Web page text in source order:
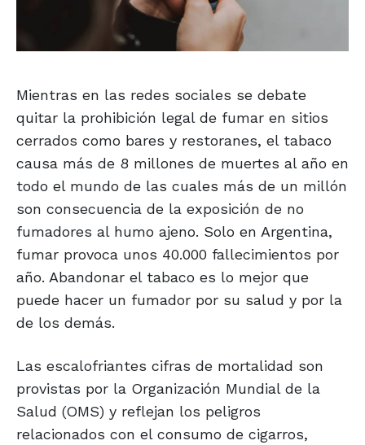
Mientras en las redes sociales se debate
quitar la prohibición legal de fumar en sitios
cerrados como bares y restoranes, el tabaco
causa más de 8 millones de muertes al año en
todo el mundo de las cuales más de un millón
son consecuencia de la exposición de no
fumadores al humo ajeno. Solo en Argentina,
fumar provoca unos 40.000 fallecimientos por
año. Abandonar el tabaco es lo mejor que
puede hacer un fumador por su salud y por la
de los demás.
Las escalofriantes cifras de mortalidad son
provistas por la Organización Mundial de la
Salud (OMS) y reflejan los peligros
relacionados con el consumo de cigarros,